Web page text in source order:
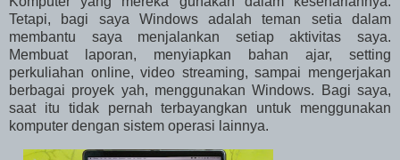
Tetapi, bagi saya Windows adalah teman setia dalam
membantu saya menjalankan setiap aktivitas saya.
Membuat laporan, menyiapkan bahan ajar, setting
perkuliahan online, video streaming, sampai mengerjakan
berbagai proyek yah, menggunakan Windows. Bagi saya,
saat itu tidak pernah terbayangkan untuk menggunakan
komputer dengan sistem operasi lainnya.